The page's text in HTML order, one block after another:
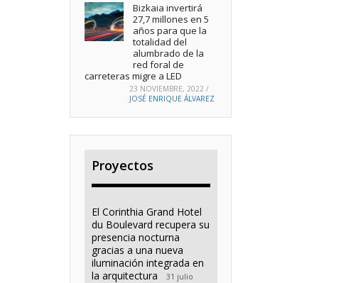
Bizkaia invertirá
27,7 millones en 5
años para que la
totalidad del
alumbrado de la
red foral de
carreteras migre a LED
23 NOVIEMBRE, 2022 /
JOSÉ ENRIQUE ÁLVAREZ
Proyectos
El Corinthia Grand Hotel
du Boulevard recupera su
presencia nocturna
gracias a una nueva
iluminación integrada en
la arquitectura
31 julio